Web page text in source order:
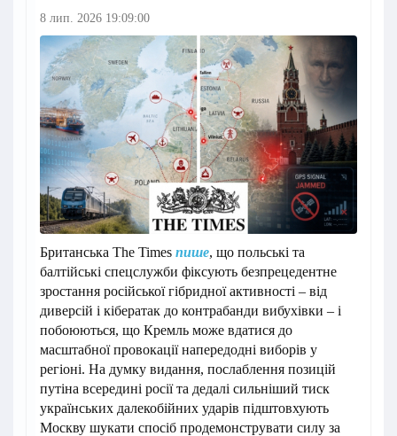
8 лип. 2026 19:09:00
Британська The Times пише, що польські та
балтійські спецслужби фіксують безпрецедентне
зростання російської гібридної активності – від
диверсій і кібератак до контрабанди вибухівки – і
побоюються, що Кремль може вдатися до
масштабної провокації напередодні виборів у
регіоні. На думку видання, послаблення позицій
путіна всередині росії та дедалі сильніший тиск
українських далекобійних ударів підштовхують
Москву шукати спосіб продемонструвати силу за